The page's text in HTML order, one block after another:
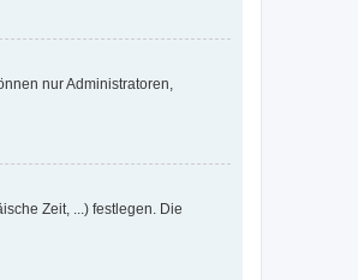
nur Administratoren,
Zeit, ...) festlegen. Die